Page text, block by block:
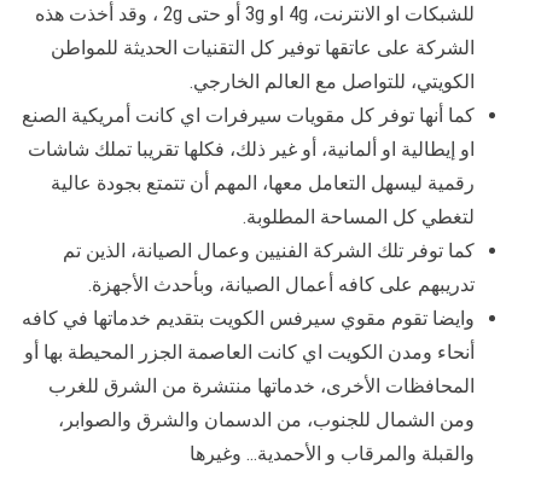
للشبكات او الانترنت، 4g او 3g أو حتى 2g ، وقد أخذت هذه
الشركة على عاتقها توفير كل التقنيات الحديثة للمواطن
الكويتي، للتواصل مع العالم الخارجي.
كما أنها توفر كل مقويات سيرفرات اي كانت أمريكية الصنع
او إيطالية او ألمانية، أو غير ذلك، فكلها تقريبا تملك شاشات
رقمية ليسهل التعامل معها، المهم أن تتمتع بجودة عالية
لتغطي كل المساحة المطلوبة.
كما توفر تلك الشركة الفنيين وعمال الصيانة، الذين تم
تدريبهم على كافه أعمال الصيانة، وبأحدث الأجهزة.
وايضا تقوم مقوي سيرفس الكويت بتقديم خدماتها في كافه
أنحاء ومدن الكويت اي كانت العاصمة الجزر المحيطة بها أو
المحافظات الأخرى، خدماتها منتشرة من الشرق للغرب
ومن الشمال للجنوب، من الدسمان والشرق والصوابر،
والقبلة والمرقاب و الأحمدية… وغيرها